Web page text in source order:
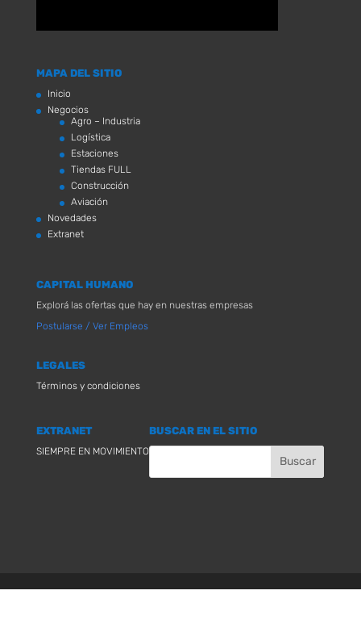
MAPA DEL SITIO
Inicio
Negocios
Agro – Industria
Logística
Estaciones
Tiendas FULL
Construcción
Aviación
Novedades
Extranet
CAPITAL HUMANO
Explorá las ofertas que hay en nuestras empresas
Postularse / Ver Empleos
LEGALES
Términos y condiciones
EXTRANET
SIEMPRE EN MOVIMIENTO
BUSCAR EN EL SITIO